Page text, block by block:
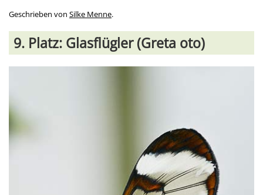
Geschrieben von Silke Menne.
9. Platz: Glasflügler (Greta oto)